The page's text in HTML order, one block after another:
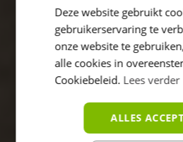
Deze website gebruikt
gebruikerservaring te
onze website te
alle cookies in
Cookiebeleid. Lees verder
ALLES